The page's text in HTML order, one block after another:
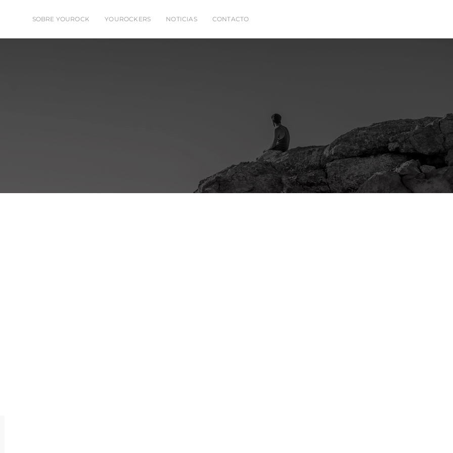
SOBRE YOUROCK YOUROCKERS NOTICIAS CONTACTO